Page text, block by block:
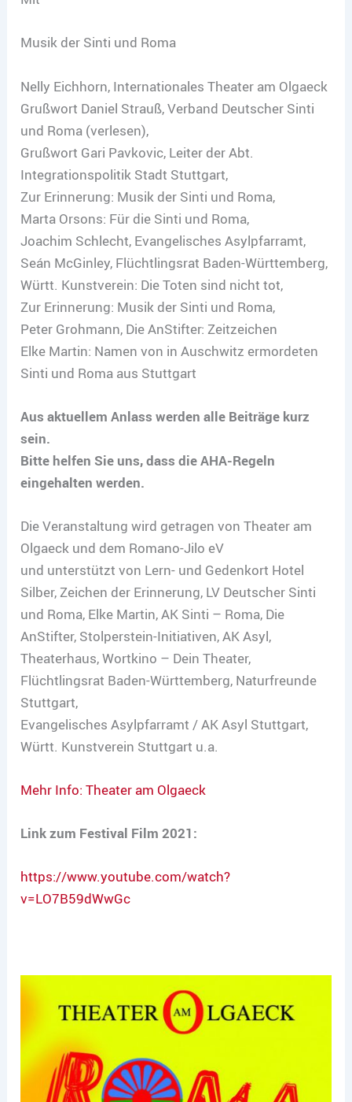
Musik der Sinti und Roma
Nelly Eichhorn, Internationales Theater am Olgaeck
Grußwort Daniel Strauß, Verband Deutscher Sinti
und Roma (verlesen),
Grußwort Gari Pavkovic, Leiter der Abt.
Integrationspolitik Stadt Stuttgart,
Zur Erinnerung: Musik der Sinti und Roma,
Marta Orsons: Für die Sinti und Roma,
Joachim Schlecht, Evangelisches Asylpfarramt,
Seán McGinley, Flüchtlingsrat Baden-Württemberg,
Württ. Kunstverein: Die Toten sind nicht tot,
Zur Erinnerung: Musik der Sinti und Roma,
Peter Grohmann, Die AnStifter: Zeitzeichen
Elke Martin: Namen von in Auschwitz ermordeten
Sinti und Roma aus Stuttgart
Aus aktuellem Anlass werden alle Beiträge kurz
sein.
Bitte helfen Sie uns, dass die AHA-Regeln
eingehalten werden.
Die Veranstaltung wird getragen von Theater am
Olgaeck und dem Romano-Jilo eV
und unterstützt von Lern- und Gedenkort Hotel
Silber, Zeichen der Erinnerung, LV Deutscher Sinti
und Roma, Elke Martin, AK Sinti – Roma, Die
AnStifter, Stolperstein-Initiativen, AK Asyl,
Theaterhaus, Wortkino – Dein Theater,
Flüchtlingsrat Baden-Württemberg, Naturfreunde
Stuttgart,
Evangelisches Asylpfarramt / AK Asyl Stuttgart,
Württ. Kunstverein Stuttgart u.a.
Mehr Info: Theater am Olgaeck
Link zum Festival Film 2021:
https://www.youtube.com/watch?
v=LO7B59dWwGc